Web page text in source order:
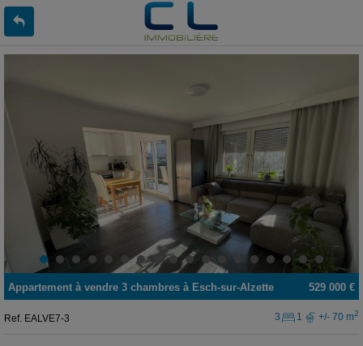
529 000 €
Appartement à vendre 3 chambres à Esch-sur-Alzette
Ref. EALVE7-3 3 1 +/- 70 m2